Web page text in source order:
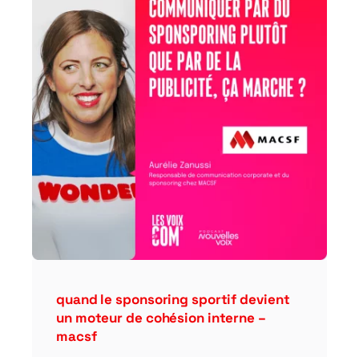
quand le sponsoring sportif devient
un moteur de cohésion interne –
macsf